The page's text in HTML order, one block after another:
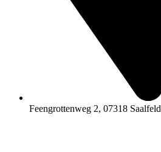
Feengrottenweg 2, 07318 Saalfeld